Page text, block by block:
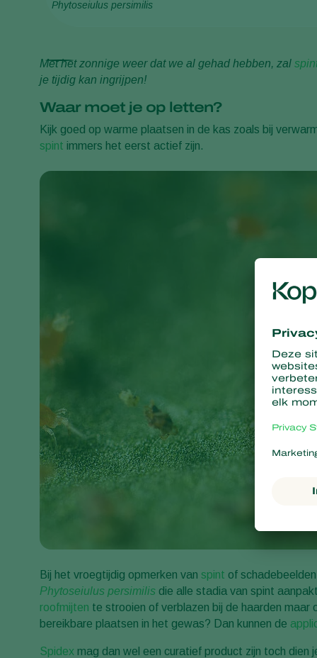
Phytoseiulus persimilis
Met het zonnige weer dat we al gehad hebben, zal
je tijdig kan ingrijpen!
Waar moet je op letten?
Kijk goed op warme plaatsen in de kas zoals bij
spint immers het eerst actief zijn.
Bij het vroegtijdig opmerken van spint of
Phytoseiulus persimilis die alle stadia van spint
roofmijten te strooien of verblazen bij de haarden maar
bereikbare plaatsen in het gewas? Dan kunnen de
Spidex mag dan wel een curatief product zijn toch dien